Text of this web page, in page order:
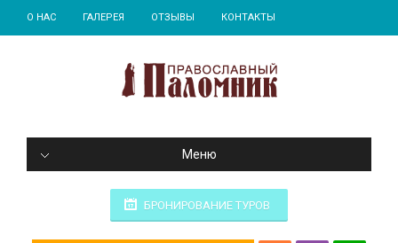
О НАС ГАЛЕРЕЯ ОТЗЫВЫ КОНТАКТЫ
Меню
БРОНИРОВАНИЕ ТУРОВ